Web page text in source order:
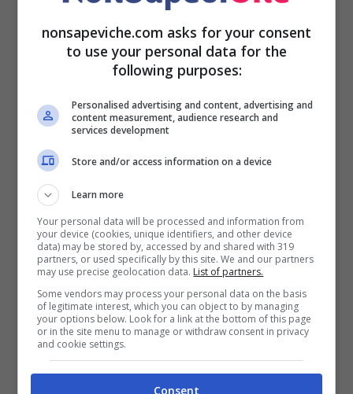
infezioni gastro-intestinali, infezioni
urinarie e, addirittura, la meningite nel caso dei
bambini.
guanti usa e gettaprima ancora di inserire la
monetina all’interno dei carrelli.
La situazione in Italia
migliore:addirittura, uno studio simile è stato
condotto sui carrelli degli aeroporti e su altre
componenti degli aerei. Ma non solo:pulsanti
degli ascensori, mezzi pubblici e tastiere dei
computer.
nonsapeviche.com asks for your consent
to use your personal data for the
following purposes:
Personalised advertising and content, advertising and
content measurement, audience research and
services development
Store and/or access information on a device
Learn more
Your personal data will be processed and information from
your device (cookies, unique identifiers, and other device
data) may be stored by, accessed by and shared with 319
partners, or used specifically by this site. We and our partners
may use precise geolocation data. List of partners.
Some vendors may process your personal data on the basis
of legitimate interest, which you can object to by managing
your options below. Look for a link at the bottom of this page
or in the site menu to manage or withdraw consent in privacy
and cookie settings.
Consent